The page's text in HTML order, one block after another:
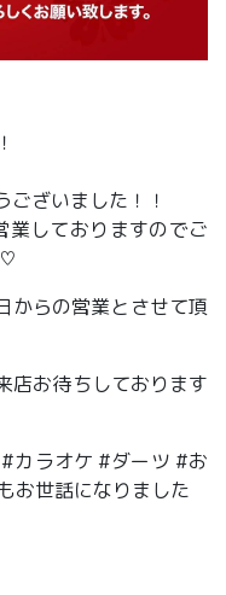
ざいました！！
業しておりますのでご
からの営業とさせて頂
店お待ちしております
カラオケ #ダーツ #お
世話になりました